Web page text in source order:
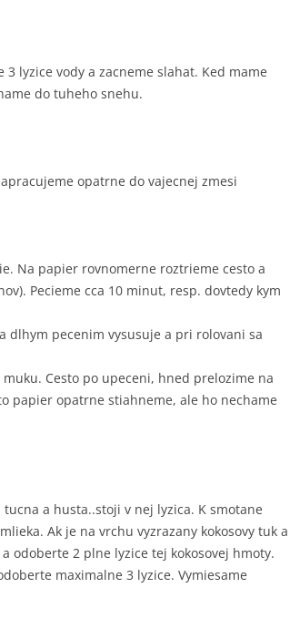
lyzice vody a zacneme slahat. Ked mame
do tuheho snehu.
opatrne do vajecnej zmesi
Na papier rovnomerne roztrieme cesto a
Pecieme cca 10 minut, resp. dovtedy kym
dlhym pecenim vysusuje a pri rolovani sa
Cesto po upeceni, hned prelozime na
papier opatrne stiahneme, ale ho nechame
a husta..stoji v nej lyzica. K smotane
Ak je na vrchu vyzrazany kokosovy tuk a
odoberte 2 plne lyzice tej kokosovej hmoty.
maximalne 3 lyzice. Vymiesame